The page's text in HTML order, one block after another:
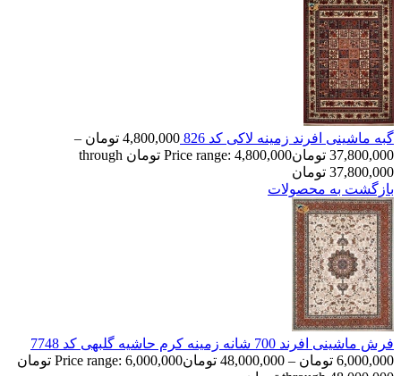
گبه ماشینی افرند زمینه لاکی کد 826 4,800,000 تومان –
37,800,000 تومان
Price range: 4,800,000 تومان through
37,800,000 تومان
بازگشت به محصولات
فرش ماشینی افرند 700 شانه زمینه کرم حاشیه گلبهی کد 7748
6,000,000 تومان –
48,000,000 تومان
Price range: 6,000,000 تومان